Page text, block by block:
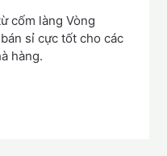
cốm làng Vòng
sỉ cực tốt cho các
hàng.